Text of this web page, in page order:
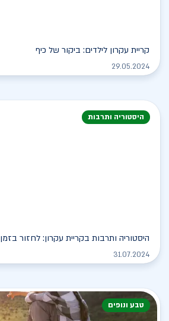
קריית עקרון לילדים: ביקור של כיף
29.05.2024
היסטוריה ותרבות
היסטוריה ותרבות בקריית עקרון: לחזור בזמן
31.07.2024
טבע ונופים